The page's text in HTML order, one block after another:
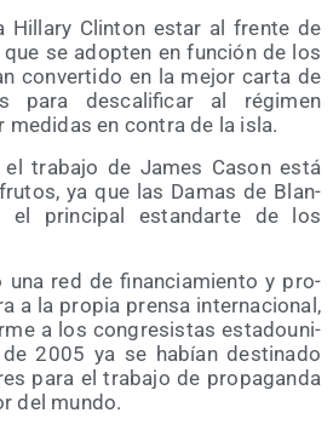
Hillary Clin­ton estar al fren­te de
se adop­ten en fun­ción de los
con­ver­ti­do en la mejor car­ta de
para des­ca­li­fi­car al régi­men
medi­das en con­tra de la isla.
tra­ba­jo de James Cason está
ya que las Damas de Blan­
el prin­ci­pal estan­dar­te de los
una red de finan­cia­mien­to y pro­
a la pro­pia pren­sa inter­na­cio­nal,
a los con­gre­sis­tas esta­dou­ni­
2005 ya se habían des­ti­na­do
para el tra­ba­jo de pro­pa­gan­da
del mundo.